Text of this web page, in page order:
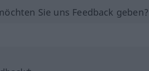
Sie uns Feedback